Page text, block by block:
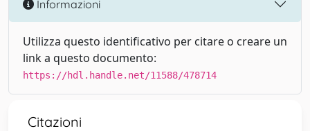
Informazioni
Utilizza questo identificativo per citare o creare un
link a questo documento:
https://hdl.handle.net/11588/478714
Citazioni